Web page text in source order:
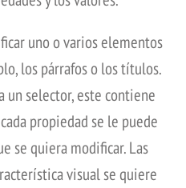
uno o varios elementos
los párrafos o los títulos.
un selector, este contiene
propiedad se le puede
se quiera modificar. Las
visual se quiere